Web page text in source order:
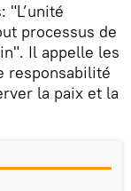
"L’unité
processus de
Il appelle les
responsabilité
la paix et la